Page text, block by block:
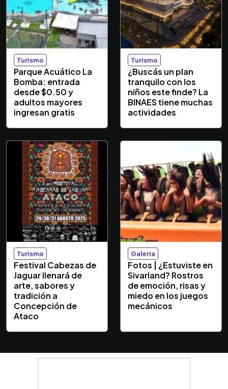
Turismo
Parque Acuático La
Bomba: entrada
desde $0.50 y
adultos mayores
ingresan gratis
Turismo
¿Buscás un plan
tranquilo con los
niños este finde? La
BINAES tiene muchas
actividades
Turismo
Festival Cabezas de
Jaguar llenará de
arte, sabores y
tradición a
Concepción de
Ataco
Galeria
Fotos | ¿Estuviste en
Sivarland? Rostros
de emoción, risas y
miedo en los juegos
mecánicos